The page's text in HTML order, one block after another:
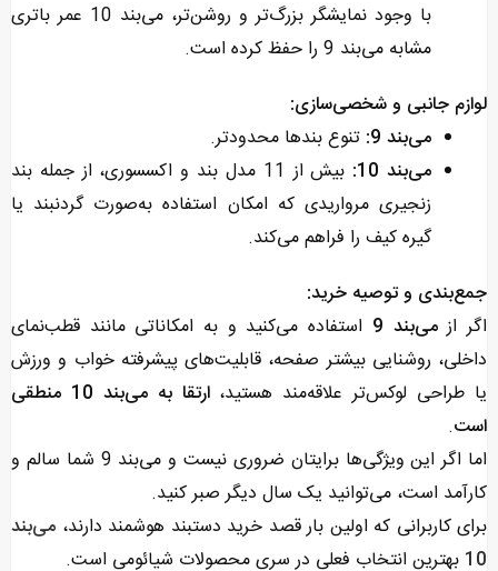
با وجود نمایشگر بزرگ‌تر و روشن‌تر، می‌بند 10 عمر باتری
مشابه می‌بند 9 را حفظ کرده است.
لوازم جانبی و شخصی‌سازی:
می‌بند 9:
تنوع بندها محدودتر.
می‌بند 10:
بیش از 11 مدل بند و اکسسوری، از جمله بند
زنجیری مرواریدی که امکان استفاده به‌صورت گردنبند یا
گیره کیف را فراهم می‌کند.
جمع‌بندی و توصیه خرید:
اگر ازمی‌بند 9
استفاده می‌کنید و به امکاناتی مانند قطب‌نمای
داخلی، روشنایی بیشتر صفحه، قابلیت‌های پیشرفته خواب و ورزش
یا طراحی لوکس‌تر علاقه‌مند هستید،
ارتقا به می‌بند 10 منطقی
است.
اما اگر این ویژگی‌ها برایتان ضروری نیست و می‌بند 9 شما سالم و
کارآمد است، می‌توانید یک سال دیگر صبر کنید.
برای کاربرانی که اولین بار قصد خرید دستبند هوشمند دارند، می‌بند
10 بهترین انتخاب فعلی در سری محصولات شیائومی است.